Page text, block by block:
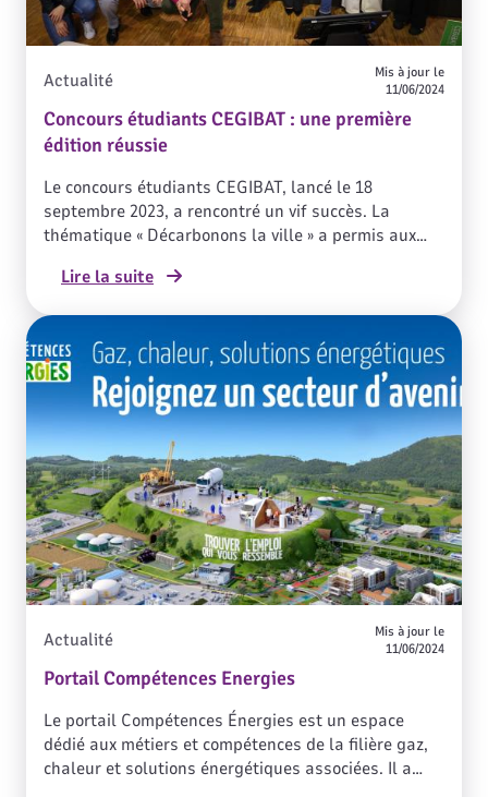
Concours étudiants CEGIBAT : une première
édition réussie
Actualité
Mis à jour le
11/06/2024
Le concours étudiants CEGIBAT, lancé le 18
septembre 2023, a rencontré un vif succès. La
thématique « Décarbonons la ville » a permis aux
de l’innovation autour de trois enjeux majeurs :
Lire la suite
Portail Compétences Energies
Actualité
Mis à jour le
11/06/2024
Le portail Compétences Énergies est un espace
dédié aux métiers et compétences de la filière gaz,
chaleur et solutions énergétiques associées. Il a